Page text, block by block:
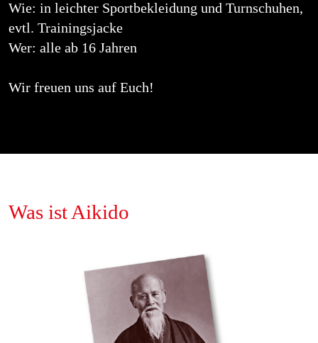
Wie: in leichter Sportbekleidung und Turnschuhen,
evtl. Trainingsjacke
Wer: alle ab 16 Jahren
Wir freuen uns auf Euch!
Was ist Aikido